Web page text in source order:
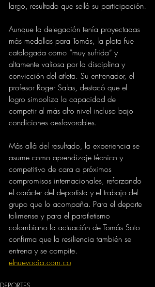
largo, resultado que selló su participación.
Aunque la delegación tenía proyectadas
más medallas para Tomás, la plata fue
catalogada como “muy sufrida” y
altamente valiosa por la disciplina y
convicción del atleta. Su entrenador, el
profesor Roger Salas, destacó que el
logro simboliza la capacidad de
competir al más alto nivel incluso bajo
condiciones desfavorables.
Más allá del resultado, la experiencia se
asume como aprendizaje técnico y
competitivo de cara a próximos
compromisos internacionales, reforzando
el carácter del deportista y el trabajo del
grupo que lo acompaña. Para el deporte
tolimense y para el paratletismo
colombiano la actuación de Tomás Soto
confirma que la resiliencia también se
entrena y se compite.
elnuevodia.com.co